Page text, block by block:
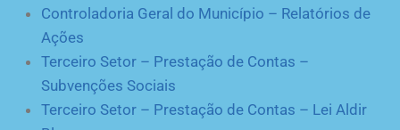
Controladoria Geral do Município – Relatórios de
Ações
Terceiro Setor – Prestação de Contas –
Subvenções Sociais
Terceiro Setor – Prestação de Contas – Lei Aldir